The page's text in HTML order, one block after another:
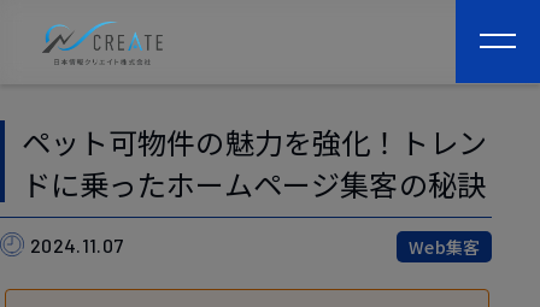
ペット可物件の魅力を強化！トレン
ドに乗ったホームページ集客の秘訣
2024.11.07 Web集客